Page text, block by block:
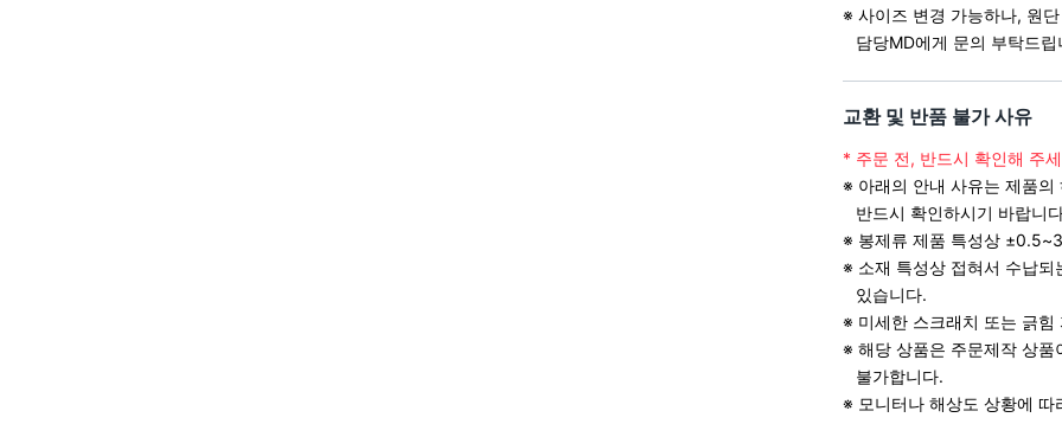
※ 사이즈 변경 가능하나, 원
담당MD에게 문의 부탁드립
교환 및 반품 불가 사유
* 주문 전, 반드시 확인해 주
※ 아래의 안내 사유는 제품의
반드시 확인하시기 바랍니
※ 봉제류 제품 특성상
※ 소재 특성상 접혀서 수납되
있습니다.
※ 미세한 스크래치 또는 긁힘
※ 해당 상품은 주문제작 상품
불가합니다.
※ 모니터나 해상도 상황에